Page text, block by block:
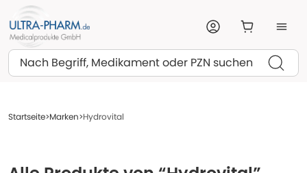
Suchen
Startseite Marken Hydrovital